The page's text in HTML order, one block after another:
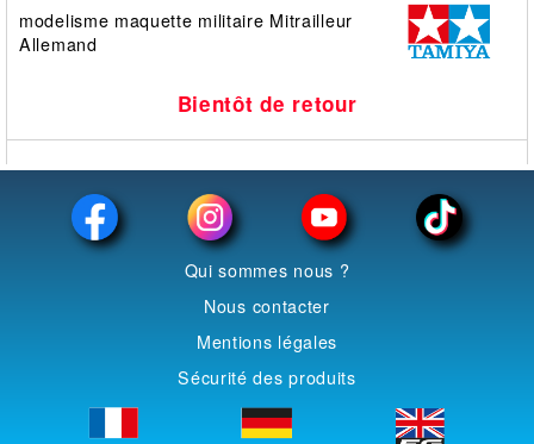
modelisme maquette militaire Mitrailleur
Allemand
Bientôt de retour
Qui sommes nous ?
Nous contacter
Mentions légales
Sécurité des produits